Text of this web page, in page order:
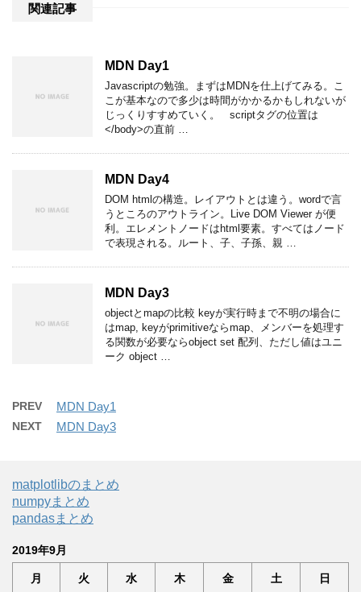
関連記事
MDN Day1
Javascriptの勉強。まずはMDNを仕上げてみる。こ
こが基本なので多少は時間がかかるかもしれないが
じっくりすすめていく。 scriptタグの位置は
</body>の直前 …
MDN Day4
DOM htmlの構造。レイアウトとは違う。wordで言
うところのアウトライン。Live DOM Viewer が便
利。エレメントノードはhtml要素。すべてはノード
で表現される。ルート、子、子孫、親 …
MDN Day3
objectとmapの比較 keyが実行時まで不明の場合に
はmap, keyがprimitiveならmap、メンバーを処理す
る関数が必要ならobject set 配列、ただし値はユニ
ーク object …
PREV MDN Day1
NEXT MDN Day3
matplotlibのまとめ
numpyまとめ
pandasまとめ
2019年9月
月 火 水 木 金 土 日